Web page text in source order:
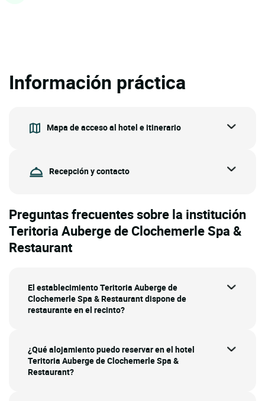
Información práctica
Mapa de acceso al hotel e itinerario
Recepción y contacto
Preguntas frecuentes sobre la institución
Teritoria Auberge de Clochemerle Spa &
Restaurant
El establecimiento Teritoria Auberge de
Clochemerle Spa & Restaurant dispone de
restaurante en el recinto?
¿Qué alojamiento puedo reservar en el hotel
Teritoria Auberge de Clochemerle Spa &
Restaurant?